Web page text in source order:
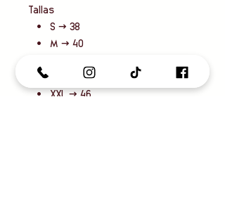
Tallas
• S → 38
• M → 40
• XL → 44
• XXL → 46